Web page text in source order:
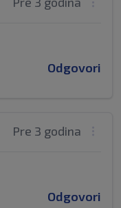
Odgovori
Pre 3 godina
Odgovori